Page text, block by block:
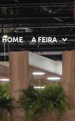
HOME A FEIRA